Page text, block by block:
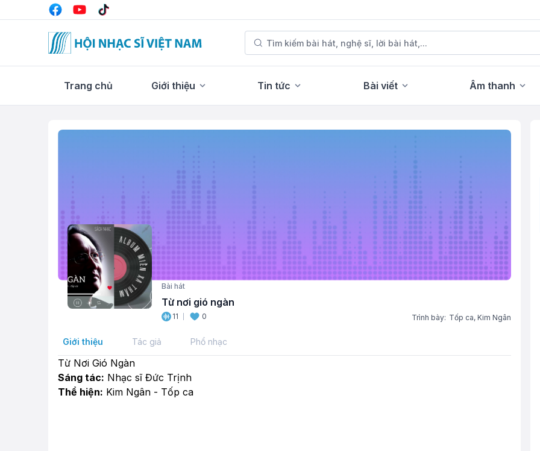
Trang chủ Giới thiệu Tin tức Bài viết Âm thanh
Bài hát
Từ nơi gió ngàn
11 0 Trình bày: Tốp ca, Kim Ngân
Giới thiệu Tác giả Phổ nhạc
Từ Nơi Gió Ngàn
Sáng tác: Nhạc sĩ Đức Trịnh
Thể hiện: Kim Ngân - Tốp ca